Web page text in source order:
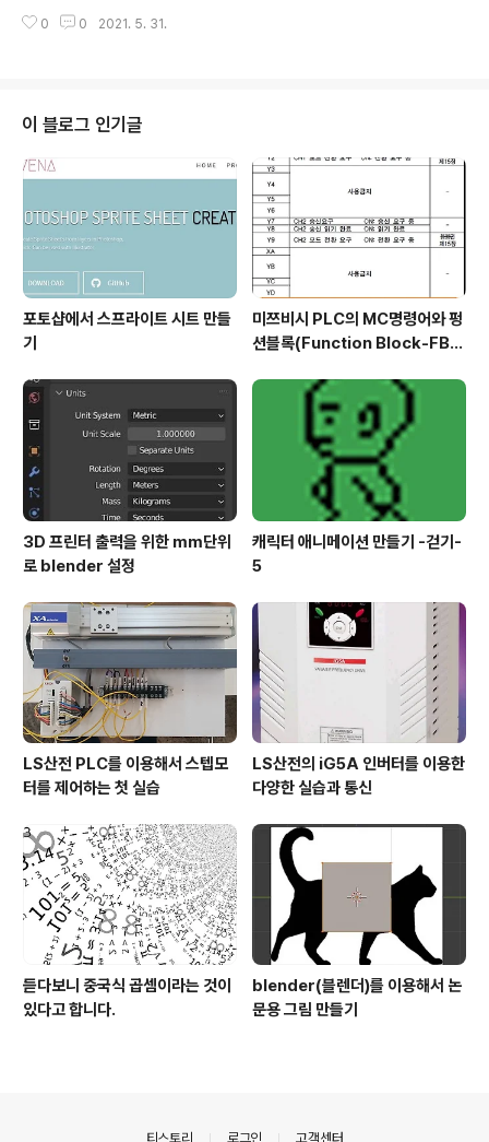
기 때문에, 이것만 1년치 가지고 오도록 해 보도록 합니다.
바로 가장 성능이 좋은 데스크톱 안에다가 가상머신을 설
있는 것 입니다. 중간에 진짜 컴퓨터의 하드 용량이 모자라
서 용량확보까지 해야 했습니다. 결국 어떻게 어찌어찌 해
서, 윈도우의 설치는 끝나고 나서 구성을 설정하는 단계까
지 넘어갔습니다. 일단 저도 지금 당장 다시 하라고 하면, V
Mware를 이용한 가상머신을 다시할 엄두가 안 나옵니다.
그리고 나서 작업을 하기 위해..
0 0 2021. 5. 31.
이 블로그 인기글
포토샵에서 스프라이트 시트 만들
기
미쯔비시 PLC의 MC명령어와 펑
션블록(Function Block-FB)
3D 프린터 출력을 위한 mm단위
로 blender 설정
캐릭터 애니메이션 만들기 -걷기-
5
LS산전 PLC를 이용해서 스텝모
터를 제어하는 첫 실습
LS산전의 iG5A 인버터를 이용한
다양한 실습과 통신
듣다보니 중국식 곱셈이라는 것이
있다고 합니다.
blender(블렌더)를 이용해서 논
문용 그림 만들기
티스토리 로그인 고객센터